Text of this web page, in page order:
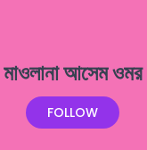
মাওলানা আসেম ওমর
FOLLOW